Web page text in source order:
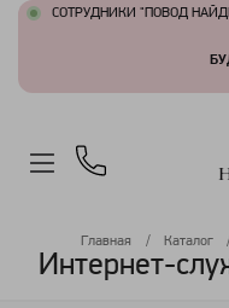
СОТРУДНИКИ "ПОВОД
Главная Каталог
Интернет-